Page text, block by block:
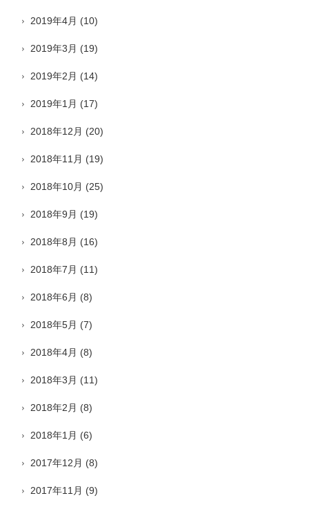
2019年4月 (10)
2019年3月 (19)
2019年2月 (14)
2019年1月 (17)
2018年12月 (20)
2018年11月 (19)
2018年10月 (25)
2018年9月 (19)
2018年8月 (16)
2018年7月 (11)
2018年6月 (8)
2018年5月 (7)
2018年4月 (8)
2018年3月 (11)
2018年2月 (8)
2018年1月 (6)
2017年12月 (8)
2017年11月 (9)